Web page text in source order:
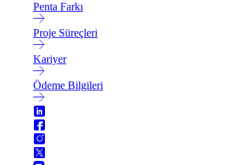
Penta Farkı
Proje Süreçleri
Kariyer
Ödeme Bilgileri